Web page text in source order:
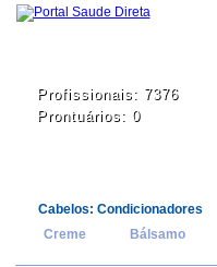
Profissionais: 7376
Prontuários: 0
Cabelos: Condicionadores
Creme
Bálsamo